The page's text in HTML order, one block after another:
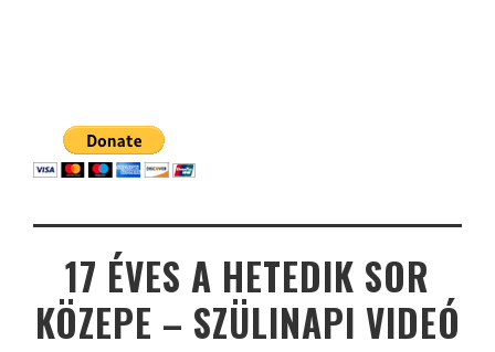
17 ÉVES A HETEDIK SOR
KÖZEPE – SZÜLINAPI VIDEÓ